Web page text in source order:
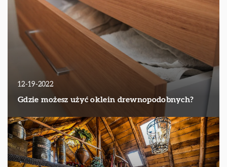
12-19-2022
Gdzie możesz użyć oklein drewnopodobnych?